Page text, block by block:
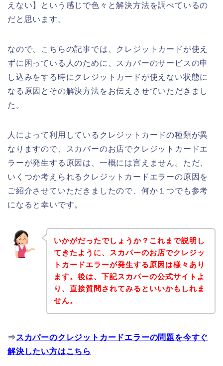
えない】という感じで色々と解決方法を調べているの
だと思います。
なので、こちらの記事では、クレジットカードが使え
ずに困っている人のために、スカパーのサービスの申
し込みをする時にクレジットカードが使えない状態に
なる原因とその解決方法をお伝えさせていただきまし
た。
人によって利用しているクレジットカードの種類が異
なりますので、スカパーのお店でクレジットカードエ
ラーが発生する原因は、一概には言えません。ただ、
いくつか考えられるクレジットカードエラーの原因を
ご紹介させていただきましたので、何か１つでも参考
になると幸いです。
いかがだったでしょうか？これまで説明し
てきたように、スカパーのお店でクレジッ
トカードエラーが発生する原因は様々あり
ます。後は、下記スカパーの公式サイトよ
り、直接質問されてみるといいかもしれま
せん。
⇒ スカパーのクレジットカードエラーの問題を今すぐ
解決したい方はこちら